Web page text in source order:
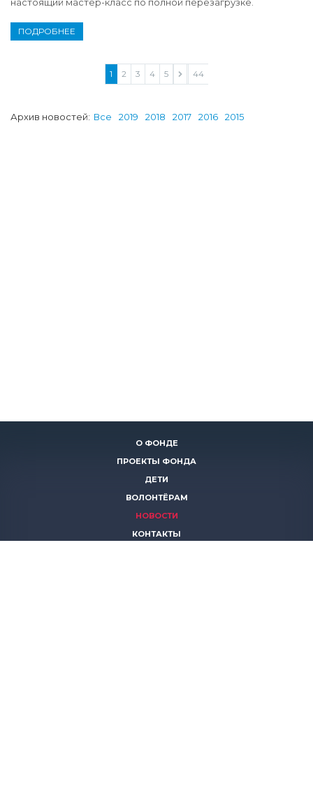
ПОДРОБНЕЕ
1 2 3 4 5 ... 44
Архив новостей: Все 2019 2018 2017 2016 2015
О ФОНДЕ
ПРОЕКТЫ ФОНДА
ДЕТИ
ВОЛОНТЁРАМ
НОВОСТИ
КОНТАКТЫ